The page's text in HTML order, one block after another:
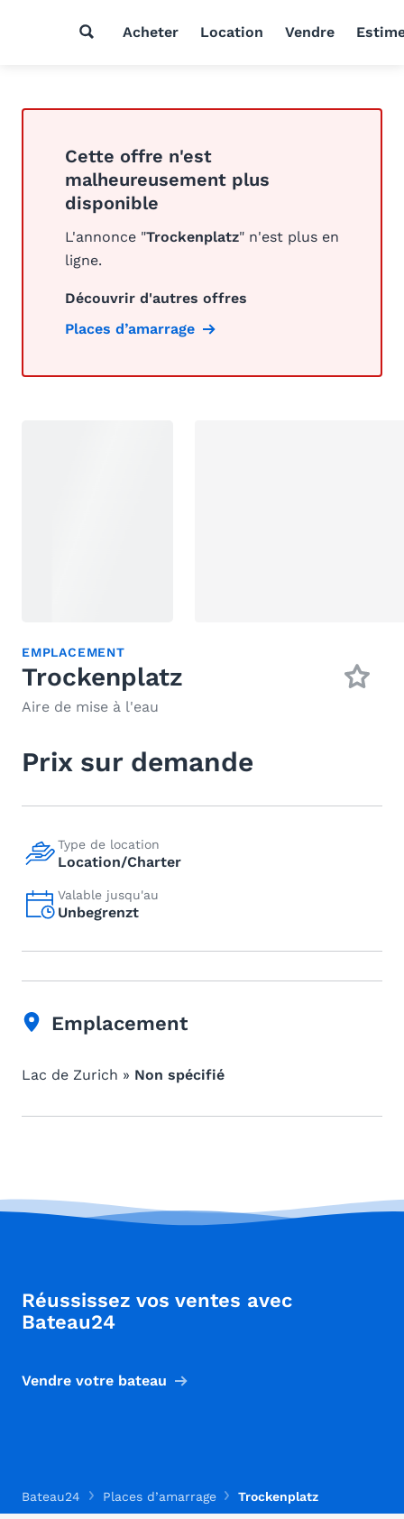
Acheter Location Vendre
Cette offre n'est
malheureusement plus
disponible
L'annonce "Trockenplatz" n'est plus en
ligne.
Découvrir d'autres offres
Places d’amarrage
EMPLACEMENT
Trockenplatz
Aire de mise à l'eau
Prix sur demande
Type de location
Location/Charter
Valable jusqu'au
Unbegrenzt
Emplacement
Lac de Zurich » Non spécifié
Réussissez vos ventes avec
Bateau24
Vendre votre bateau
Bateau24 Places d’amarrage Trockenplatz